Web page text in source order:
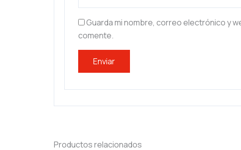
Guarda mi nombre, correo electrónico y
comente.
Productos relacionados